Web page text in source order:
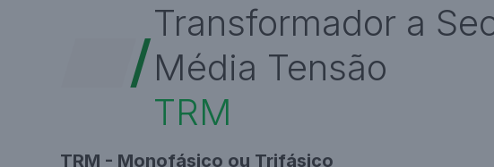
Transformador a
Média Tensão
TRM
TRM - Monofásico ou Trifásico